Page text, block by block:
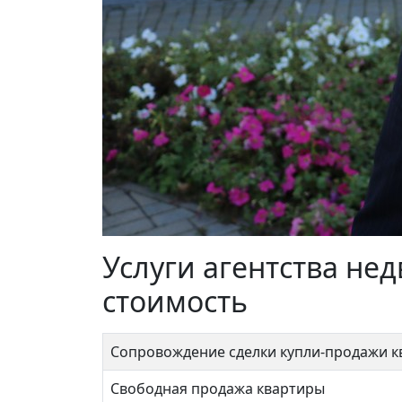
Услуги агентства
стоимость
Сопровождение сделки купли-продажи
Свободная продажа квартиры
1-я Владимирская 18к1
13 000 000 ₽
Перово
9